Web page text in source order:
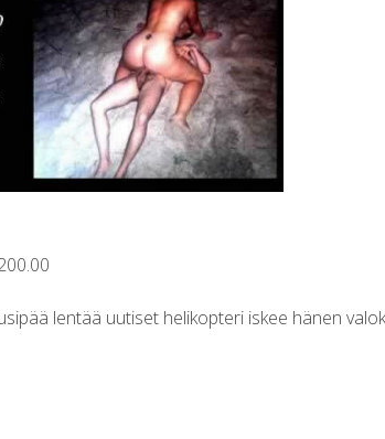
lentää uutiset helikopteri iskee hänen